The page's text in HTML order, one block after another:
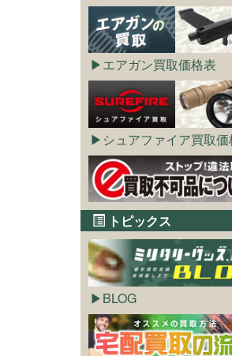
エアガン買取価格表
シュアファイア買取価
トピックス
BLOG